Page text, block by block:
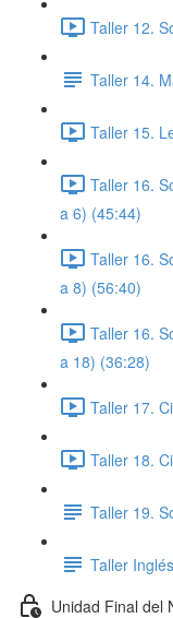
Taller 12.
Taller 14.
Taller 15.
Taller 16.
a 6) (45:44)
Taller 16.
a 8) (56:40)
Taller 16.
a 18) (36:28)
Taller 17.
Taller 18.
Taller 19.
Taller
Unidad Final del